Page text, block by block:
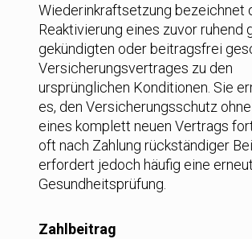
Wiederinkraftsetzung bezeichnet
Reaktivierung eines zuvor ruhend
gekündigten oder beitragsfrei
Versicherungsvertrages zu den
ursprünglichen Konditionen. Sie
es, den Versicherungsschutz
eines komplett neuen Vertrags
oft nach Zahlung rückständiger
erfordert jedoch häufig eine
Gesundheitsprüfung.
Zahlbeitrag